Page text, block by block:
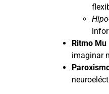
Ritmo Mu
imaginar